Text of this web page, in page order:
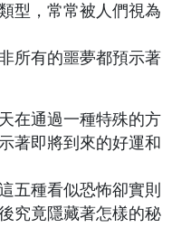
型，常常被人們視為
所有的噩夢都預示著
在通過一種特殊的方
著即將到來的好運和
五種看似恐怖卻實則
究竟隱藏著怎樣的秘